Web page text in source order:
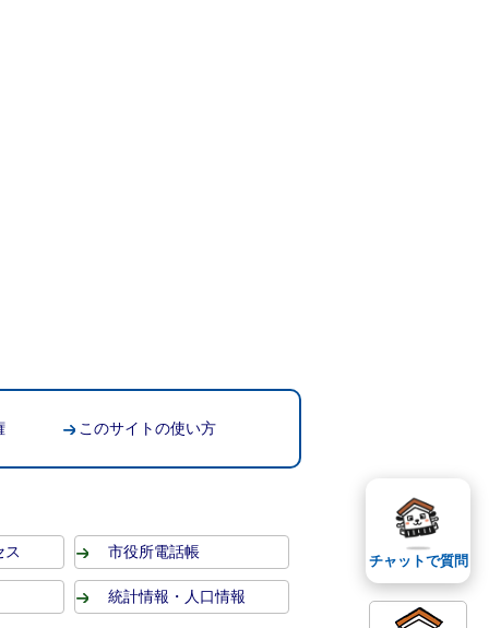
このサイトの使い方
ス 市役所電話帳
統計情報・人口情報
チャットで質問